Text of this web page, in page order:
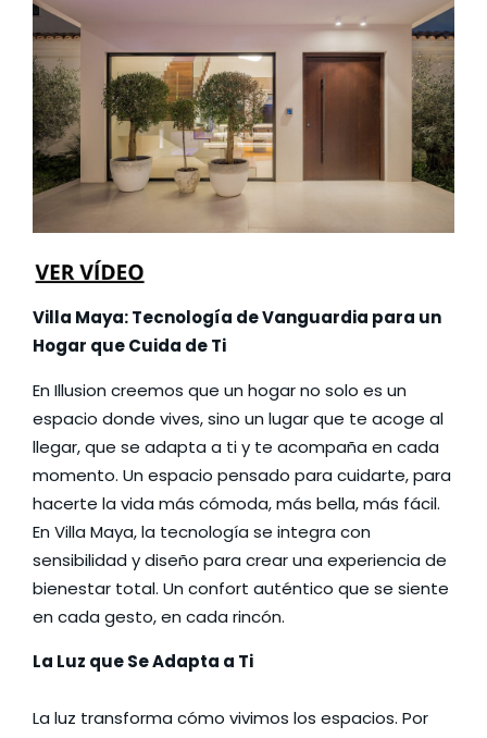
Villa Maya: Tecnología de Vanguardia para un
Hogar que Cuida de Ti
En Illusion creemos que un hogar no solo es un
espacio donde vives, sino un lugar que te acoge al
llegar, que se adapta a ti y te acompaña en cada
momento. Un espacio pensado para cuidarte, para
hacerte la vida más cómoda, más bella, más fácil.
En Villa Maya, la tecnología se integra con
sensibilidad y diseño para crear una experiencia de
bienestar total. Un confort auténtico que se siente
en cada gesto, en cada rincón.
La Luz que Se Adapta a Ti
La luz transforma cómo vivimos los espacios. Por